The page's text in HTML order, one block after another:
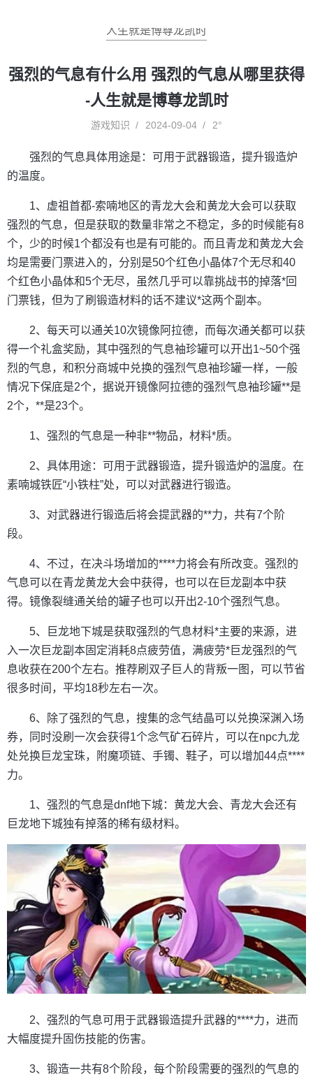
人生就是博尊龙凯时
强烈的气息有什么用 强烈的气息从哪里获得
-人生就是博尊龙凯时
游戏知识 2024-09-04 2°
强烈的气息具体用途是：可用于武器锻造，提升锻造炉
的温度。
1、虚祖首都-索喃地区的青龙大会和黄龙大会可以获取
强烈的气息，但是获取的数量非常之不稳定，多的时候能有8
个，少的时候1个都没有也是有可能的。而且青龙和黄龙大会
均是需要门票进入的，分别是50个红色小晶体7个无尽和40
个红色小晶体和5个无尽，虽然几乎可以靠挑战书的掉落*回
门票钱，但为了刷锻造材料的话不建议*这两个副本。
2、每天可以通关10次镜像阿拉德，而每次通关都可以获
得一个礼盒奖励，其中强烈的气息袖珍罐可以开出1~50个强
烈的气息，和积分商城中兑换的强烈气息袖珍罐一样，一般
情况下保底是2个，据说开镜像阿拉德的强烈气息袖珍罐**是
2个，**是23个。
1、强烈的气息是一种非**物品，材料*质。
2、具体用途：可用于武器锻造，提升锻造炉的温度。在
素喃城铁匠“小铁柱”处，可以对武器进行锻造。
3、对武器进行锻造后将会提武器的**力，共有7个阶
段。
4、不过，在决斗场增加的****力将会有所改变。强烈的
气息可以在青龙黄龙大会中获得，也可以在巨龙副本中获
得。镜像裂缝通关给的罐子也可以开出2-10个强烈气息。
5、巨龙地下城是获取强烈的气息材料*主要的来源，进
入一次巨龙副本固定消耗8点疲劳值，满疲劳*巨龙强烈的气
息收获在200个左右。推荐刷双子巨人的背叛一图，可以节省
很多时间，平均18秒左右一次。
6、除了强烈的气息，搜集的念气结晶可以兑换深渊入场
券，同时没刷一次会获得1个念气矿石碎片，可以在npc九龙
处兑换巨龙宝珠，附魔项链、手镯、鞋子，可以增加44点****
力。
1、强烈的气息是dnf地下城：黄龙大会、青龙大会还有
巨龙地下城独有掉落的稀有级材料。
2、强烈的气息可用于武器锻造提升武器的****力，进而
大幅度提升固伤技能的伤害。
3、锻造一共有8个阶段，每个阶段需要的强烈的气息的